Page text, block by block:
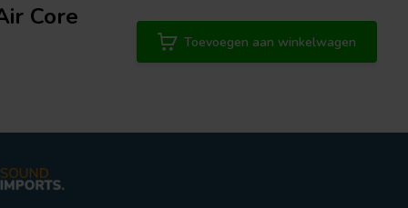
Core
Toevoegen aan winkelwagen